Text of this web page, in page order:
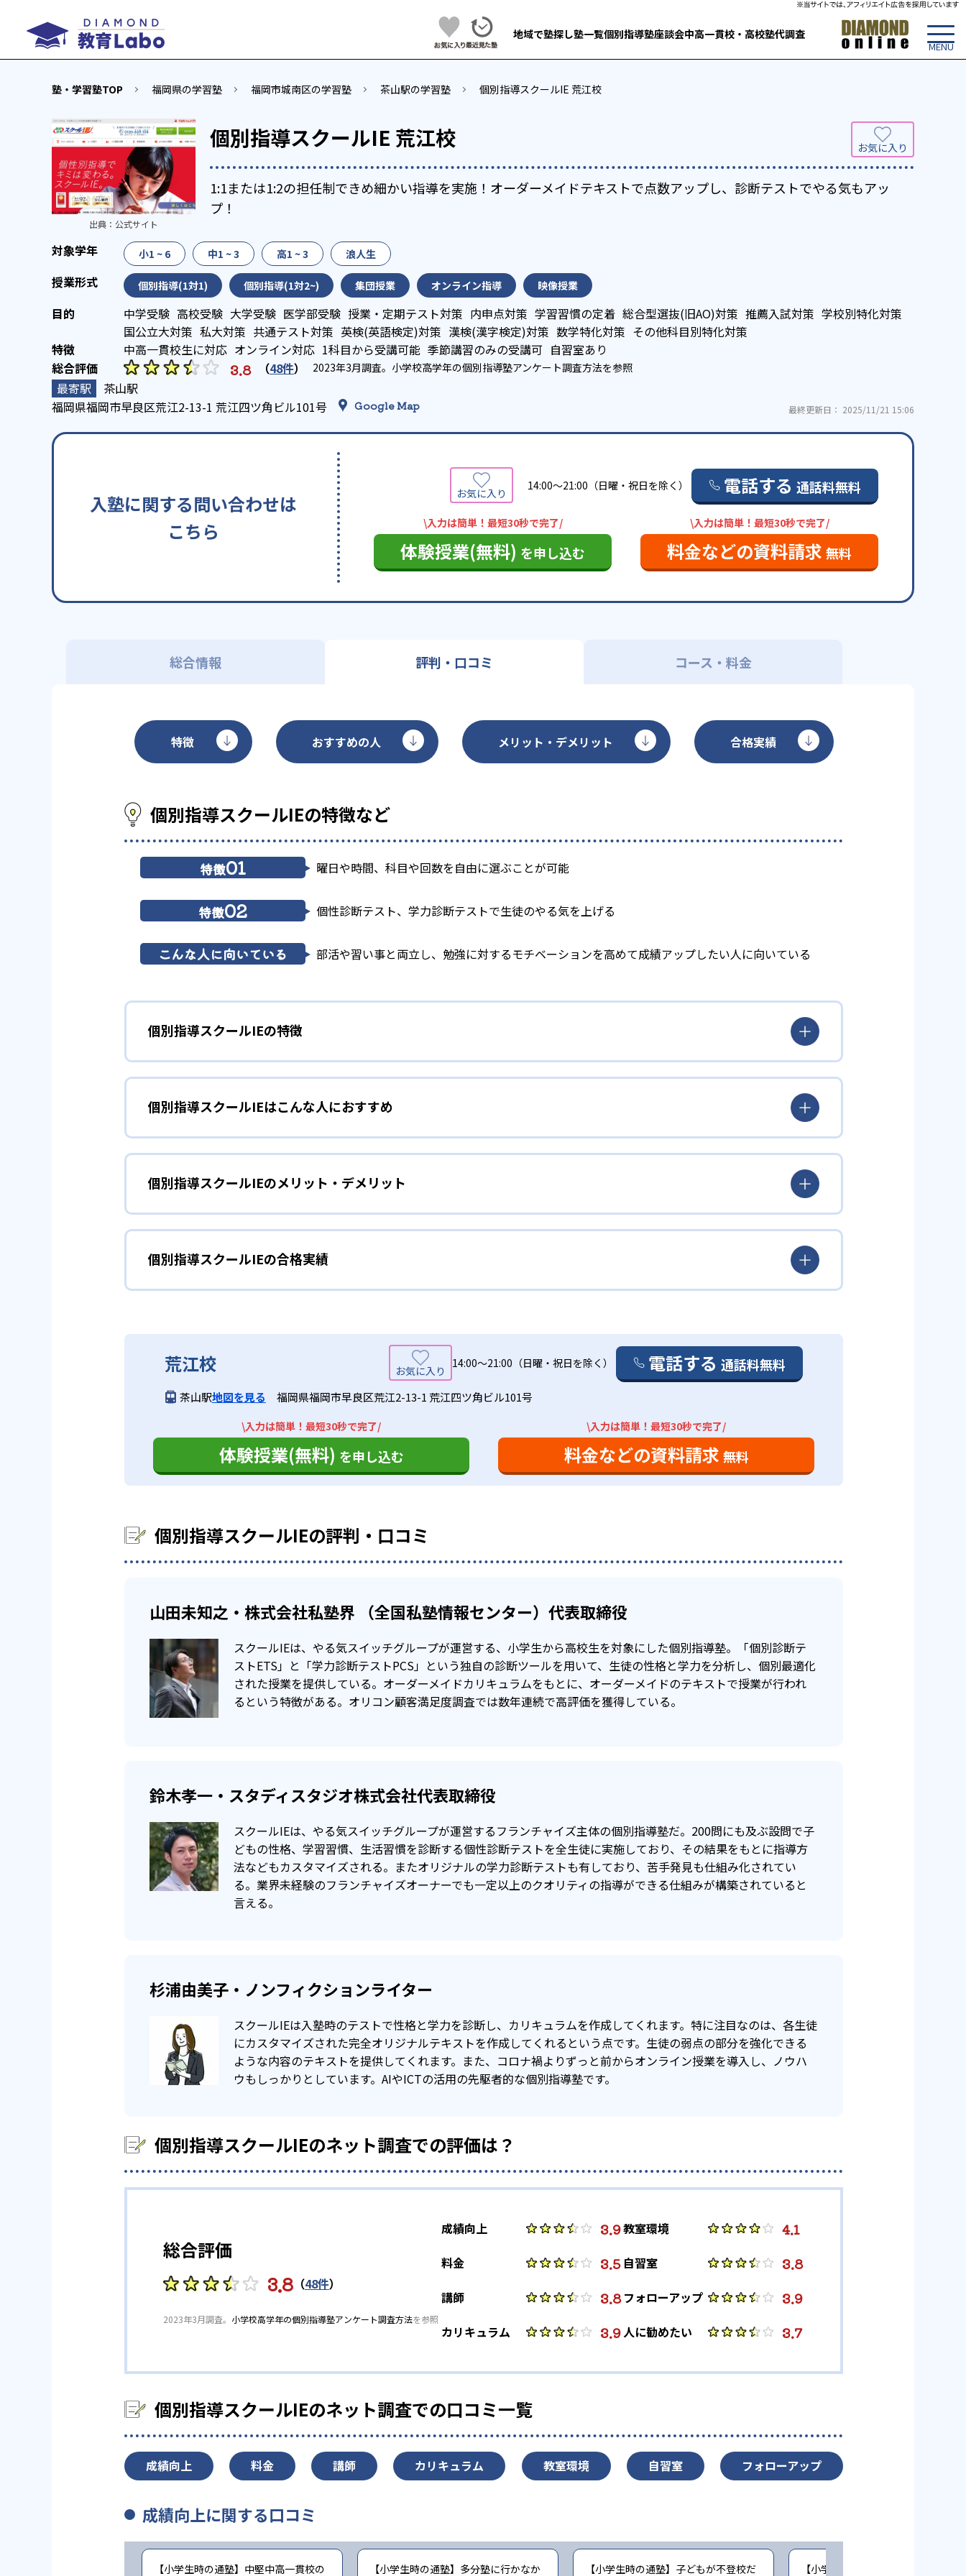
地域で塾探し塾一覧個別指導塾座談会中高一貫校・高校塾代調査
塾・学習塾TOP 福岡県の学習塾 福岡市城南区の学習塾 茶山駅の学習塾 個別指導スクールIE 荒江校
個別指導スクールIE 荒江校
1:1または1:2の担任制できめ細かい指導を実施！オーダーメイドテキストで点数アップし、診断テストでやる気もアッ
プ！
出典： 公式サイト
小1 ~ 6 中1 ~ 3 高1 ~ 3 浪人生
個別指導(1対1) 個別指導(1対2~) 集団授業 オンライン指導 映像授業
中学受験 高校受験 大学受験 医学部受験 授業・定期テスト対策 内申点対策 学習習慣の定着 総合型選抜(旧AO)対策 推薦入試対策 学校別特化対策
国公立大対策 私大対策 共通テスト対策 英検(英語検定)対策 漢検(漢字検定)対策 数学特化対策 その他科目別特化対策
中高一貫校生に対応 オンライン対応 1科目から受講可能 季節講習のみの受講可 自習室あり
3.8 （48件） 2023年3月調査。 小学校高学年の個別指導塾アンケート調査方法を参照
茶山駅
福岡県福岡市早良区荒江2-13-1 荒江四ツ角ビル101号
Google Map 最終更新日： 2025/11/21 15:06
入塾に関する問い合わせは
こちら
14:00〜21:00（日曜・祝日を除く） 電話する 通話料無料
\入力は簡単！最短30秒で完了/
体験授業(無料) を申し込む
\入力は簡単！最短30秒で完了/
料金などの資料請求 無料
総合情報 評判・口コミ コース・料金
特徴 おすすめの人 メリット・デメリット 合格実績
個別指導スクールIEの特徴など
特徴01 曜日や時間、科目や回数を自由に選ぶことが可能
特徴02 個性診断テスト、学力診断テストで生徒のやる気を上げる
こんな人に向いている 部活や習い事と両立し、勉強に対するモチベーションを高めて成績アップしたい人に向いている
個別指導スクールIEの特徴
01 自由な時間、科目を選び苦手科目を克服
自分の希望する時間や曜日を選択し、習い事と両立できることが特徴の1つ。他の習い事があっても、学習時間を確保できるのはメ
リット。
また、自分の苦手科目だけ克服したいという方にもおすすめ。自分の学びたい科目、回数を選べるので、一人一人の授業プランを
選ぶことができる。
02 診断テストで子どものやる気をアップ
学力診断テストPCSと個性診断テストETSの2種類を実施している。「プラス思考」「マイペース」「内気」など、勉強において必
要な性格診断をまず行う。その性格診断からやる気を出すための授業プランを計画してくれる。
学力診断テストでは、わからないところを可視化し、子ども自身がどこでつまずいているかわかるようにしている。この2点の診
断テストで、子どものやる気を引き出すことが可能。
03 オンライン個別指導もある
自分の家の近くにスクールIEがない人でも通うことができるのが魅力的。インターネットを通して、授業が受けられる。遠方の方
でもスクールIEを受講することが可能。受講できる科目も幅広いので、遠方から通いたい人におすすめ。
個別指導スクールIEはこんな人におすすめ
意欲を高めて、勉強を習慣化したい人向け
小学生は、勉強の意欲を高めて、習慣化したい人に向いている。診断テストを行うことで、生徒自身の勉強方法を確立し、生徒の
やる気を引き出すことが可能。また、学力診断テストでは、自分の理解度も可視化されるので、小さな子どもでも自分に何が足り
ないかがわかりやすい。
中学生 部活動と両立して、学校のテストで点数を上げたい人向け
中学生では、部活動との両立を図り、コツコツ勉強して結果を残したい人に向いている。スクールIEの最大の特徴として、自由に
業プランを立てられる。
また、高校受験を控えている子どもにも、個別指導スクールIEはおすすめ。志望校に応じて、個別に受験対策が可能なので、自分
のレベルに応じた対策をしてもらえる。
自分の苦手分野を克服し、マイペースに頑張りたい人向け
高校生では、コツコツマイペースで頑張りたい人に向いている。診断テストに加え、生徒の理解度に応じたオリジナル教材がある
ので、苦手な単元を克服することが可能。自分の苦手な部分を把握し、積極的に勉強のやる気をひきだすこともできる。講師も担
また、大学受験のための勉強もできる。スクールIEでは、おためしパックとして、90分×4回で3,300円の格安パックがある。どの
ように勉強していくか、知りたい人におすすめ。
個別指導スクールIEのメリット・デメリット
どんなメリットがある？
個別指導スクールIEの最大のメリットは、診断テストがあるところである。学力診断と個性診断で生徒自身のやる気を引き出す。
1:1、1:2の担任制なので、子どものわからない部分を講師の先生も熟知し指導してくれる環境が整っている。
遠方で通えない生徒には、オンラインでの受講も可能。近くにスクールIEがなくても受講できるので、わざわざ足を運ぶ必要がな
いのが良い点である。
どんなデメリットがある？
デメリットを挙げるとすれば、講師を選ぶことができない点である。相性の合わない先生だと、塾に通うのが苦痛に感じる生徒も
いるだろう。熟練した指導者に教えてもらえない可能性もあるので、内容が理解しづらいこともあるだろう。
また、個別指導なので、周りのレベルと比較することができない。自分が相対的にどれだけできるのか把握しづらい。
個別指導スクールIEの合格実績
合格実績は、各校舎によって違う。記載されている校舎もあれば、記載されていない校舎もある。近くの校舎へ資料請求して確認
してほしい。
ここでは、東京都にある東大和校の合格実績を記載する。
中学校の合格実績
明治学院中学校 - 明法中学校 - 藤村女子中学校 -
他
-
多摩科学技術高校 - 東大和南高校 府中東高校 - 小平西高校 -
拝島高校 - 瑞穂農芸高校 - 東村山高校 - 国際基督教大学高校
他
大学の合格実績
専修大学 - 女子栄養大学 -
実践女子大学 - 明星大学 - 東京工科大学 - 帝京大学 - 帝京平成大学 -
他、多数合格
荒江校 14:00〜21:00（日曜・祝日を除く） 電話する 通話料無料
茶山駅地図を見る 福岡県福岡市早良区荒江2-13-1 荒江四ツ角ビル101号
\入力は簡単！最短30秒で完了/
体験授業(無料) を申し込む
\入力は簡単！最短30秒で完了/
料金などの資料請求 無料
個別指導スクールIEの評判・口コミ
山田未知之・株式会社私塾界 （全国私塾情報センター）代表取締役
スクールIEは、やる気スイッチグループが運営する、小学生から高校生を対象にした個別指導塾。「個別診断テ
ストETS」と「学力診断テストPCS」という独自の診断ツールを用いて、生徒の性格と学力を分析し、個別最適化
された授業を提供している。オーダーメイドカリキュラムをもとに、オーダーメイドのテキストで授業が行われ
るという特徴がある。オリコン顧客満足度調査では数年連続で高評価を獲得している。
鈴木孝一・スタディスタジオ株式会社代表取締役
スクールIEは、やる気スイッチグループが運営するフランチャイズ主体の個別指導塾だ。200問にも及ぶ設問で子
どもの性格、学習習慣、生活習慣を診断する個性診断テストを全生徒に実施しており、その結果をもとに指導方
法などもカスタマイズされる。またオリジナルの学力診断テストも有しており、苦手発見も仕組み化されてい
る。業界未経験のフランチャイズオーナーでも一定以上のクオリティの指導ができる仕組みが構築されていると
言える。
杉浦由美子・ノンフィクションライター
スクールIEは入塾時のテストで性格と学力を診断し、カリキュラムを作成してくれます。特に注目なのは、各生徒
にカスタマイズされた完全オリジナルテキストを作成してくれるという点です。生徒の弱点の部分を強化できる
ような内容のテキストを提供してくれます。また、コロナ禍よりずっと前からオンライン授業を導入し、ノウハ
ウもしっかりとしています。AIやICTの活用の先駆者的な個別指導塾です。
個別指導スクールIEのネット調査での評価は？
総合評価
3.8 （48件）
2023年3月調査。 小学校高学年の個別指導塾アンケート調査方法を参照
成績向上 3.9
料金 3.5
講師 3.8
カリキュラム 3.9
教室環境 4.1
自習室 3.8
フォローアップ 3.9
人に勧めたい 3.7
個別指導スクールIEのネット調査での口コミ一覧
成績向上 料金 講師 カリキュラム 教室環境 自習室 フォローアップ
成績向上に関する口コミ
【小学生時の通塾】中堅中高一貫校の 【小学生時の通塾】多分塾に行かなか 【小学生時の通塾】子どもが不登校だ 【小学生時の通塾】個別指導なので